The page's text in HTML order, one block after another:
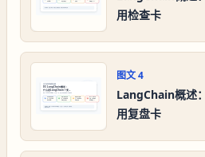
用检查卡
图文4
LangChain概述
用复盘卡